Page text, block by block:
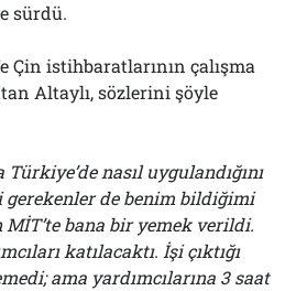
sürdü.
Çin istihbaratlarının çalışma
Altaylı, sözlerini şöyle
nasıl uygulandığını
de benim bildiğimi
bana bir yemek verildi.
katılacaktı. İşi çıktığı
ama yardımcılarına 3 saat